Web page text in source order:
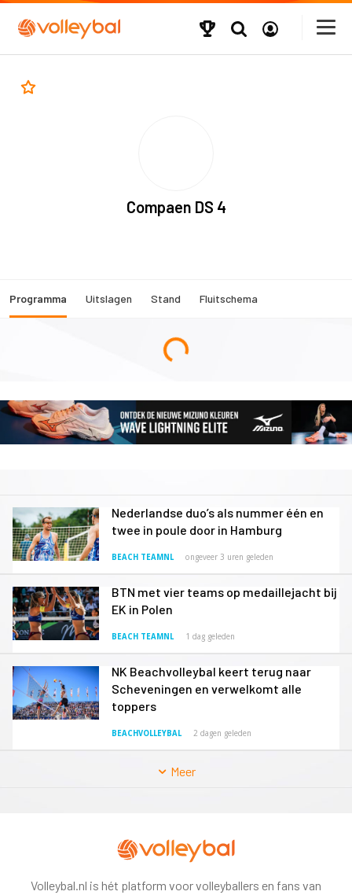
Compaen DS 4
Programma Uitslagen Stand Fluitschema
Nederlandse duo’s als nummer één en
twee in poule door in Hamburg
BEACH TEAMNL ongeveer 3 uren geleden
BTN met vier teams op medaillejacht bij
EK in Polen
BEACH TEAMNL 1 dag geleden
NK Beachvolleybal keert terug naar
Scheveningen en verwelkomt alle
toppers
BEACHVOLLEYBAL 2 dagen geleden
Meer
Volleybal.nl is hét platform voor volleyballers en fans van